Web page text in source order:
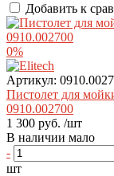
Добавить к
0%
Артикул:
Пистолет для
0910.002700
1 300 руб. /шт
В наличии мало
-
шт